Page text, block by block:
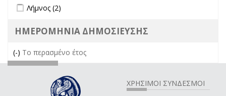
Apply Λήμνος filter
Λήμνος (2)
ΗΜΕΡΟΜΗΝΙΑ ΔΗΜΟΣΙΕΥΣΗΣ
(-) Remove Το περασμένο έτος filter
Το περασμένο έτος
ΧΡΗΣΙΜΟΙ ΣΥΝΔΕΣΜΟΙ